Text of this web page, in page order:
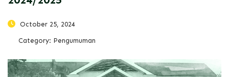
October 25, 2024
Category: Pengumuman